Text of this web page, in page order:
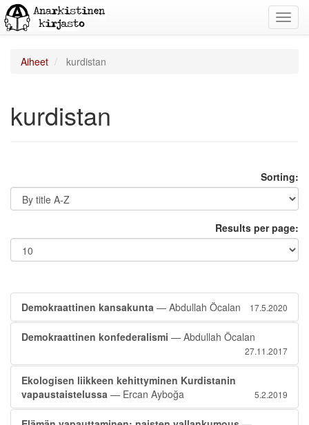
Aiheet kurdistan
kurdistan
Sorting:
Results per page:
Demokraattinen kansakunta — Abdullah Öcalan 17.5.2020
Demokraattinen konfederalismi — Abdullah Öcalan
27.11.2017
Ekologisen liikkeen kehittyminen Kurdistanin
vapaustaistelussa — Ercan Ayboğa 5.2.2019